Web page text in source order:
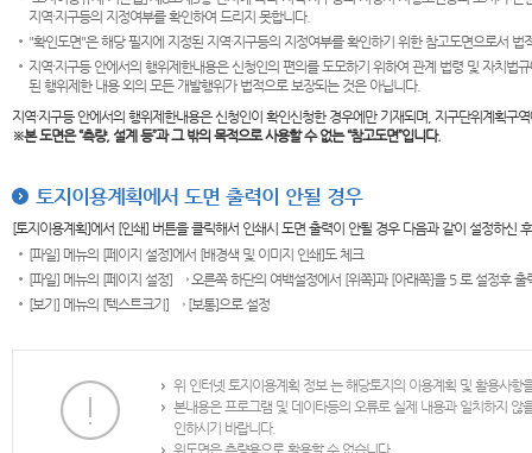
지역·지구등의 지정여부를 확인하여 드리지 못합니다.
"확인도면"은 해당 필지에 지정된 지역·지구등의 지정여부를 확인하기 위한 참고도면으로서
지역·지구등 안에서의 행위제한내용은 신청인의 편의를 도모하기 위하여 관계 법령 및 자치
된 행위제한 내용 외의 모든 개발행위가 법적으로 보장되는 것은 아닙니다.
지역·지구등 안에서의 행위제한내용은 신청인이 확인신청한 경우에만 기재되며, 지구단위계획
※본 도면은“측량, 설계 등”과 그 밖의 목적으로 사용할 수 없는 “참고도면”입니다.
토지이용계획에서 도면 출력이 안될 경우
[토지이용계획]에서 [인쇄] 버튼을 클릭해서 인쇄시 도면 출력이 안될 경우 다음과 같이 설정하신
[파일] 메뉴의 [페이지 설정]에서 [배경색 및 이미지 인쇄]도 체크
[파일] 메뉴의 [페이지 설정] → 오른쪽 하단의 여백설정에서 [위쪽]과 [아래쪽]을 5 로 설정후 출
[보기] 메뉴의 [텍스트크기] → [보통]으로 설정
위 인터넷 토지이용계획 정보 는 해당토지의 이용계획 및 활용사
본내용은 프로그램 및 데이타등의 오류로 실제 내용과 일치하지
인하시기 바랍니다.
위도면은 측량용으로 활용할 수 없습니다.